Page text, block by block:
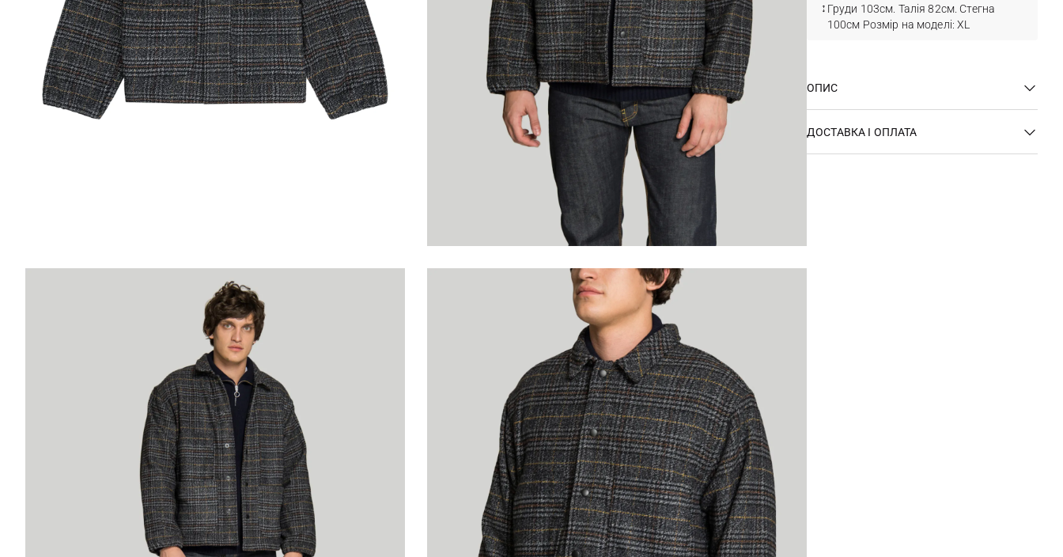
Груди 103см. Талія 82см. Стегна
100см Розмір на моделі: ХL
ОПИС
ДОСТАВКА І ОПЛАТА